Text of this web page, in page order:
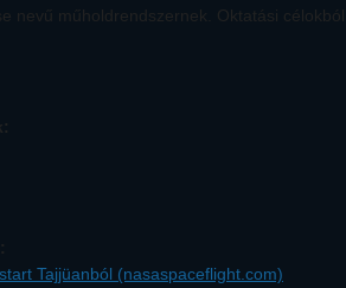
nevű műholdrendszernek. Oktatási
Tajjüanból (nasaspaceflight.com)